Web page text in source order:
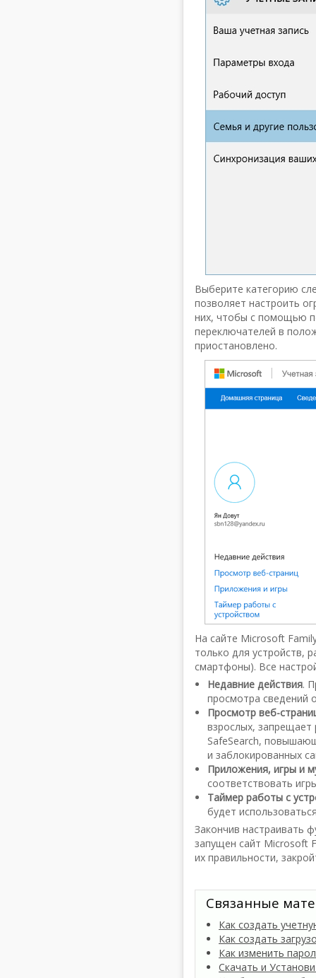
Выберите категорию
позволяет настроить
них, чтобы с помощью
переключателей в
приостановлено.
На сайте Microsoft
только для устройств,
смартфоны). Все
Недавние действия.
просмотра сведений
Просмотр веб-
взрослых,
SafeSearch,
и заблокированных
Приложения, игры и
соответствовать
Таймер работы с
будет
Закончив настраивать
запущен сайт Microsoft
их правильности,
Связанные
Как создать
Как создать
Как изменить
Скачать и